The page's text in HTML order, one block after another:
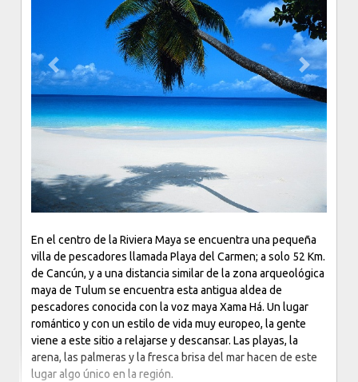
Previous Next
En el centro de la Riviera Maya se encuentra una pequeña
villa de pescadores llamada Playa del Carmen; a solo 52 Km.
de Cancún, y a una distancia similar de la zona arqueológica
maya de Tulum se encuentra esta antigua aldea de
pescadores conocida con la voz maya Xama Há. Un lugar
romántico y con un estilo de vida muy europeo, la gente
viene a este sitio a relajarse y descansar. Las playas, la
arena, las palmeras y la fresca brisa del mar hacen de este
lugar algo único en la región.